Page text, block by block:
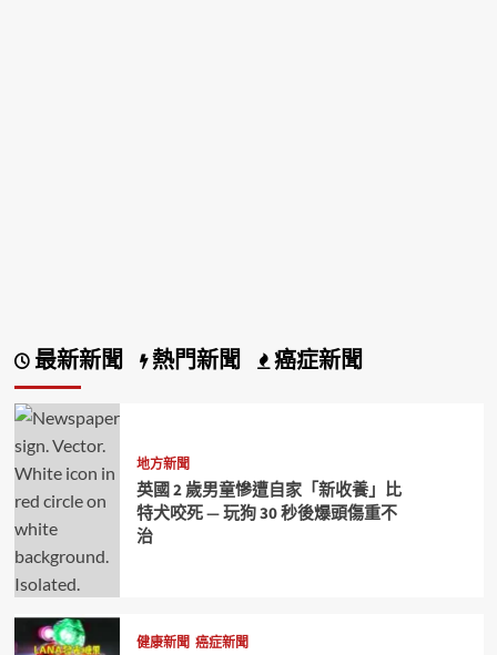
最新新聞 熱門新聞 癌症新聞
地方新聞
英國 2 歲男童慘遭自家「新收養」比
特犬咬死 — 玩狗 30 秒後爆頭傷重不
治
健康新聞 癌症新聞